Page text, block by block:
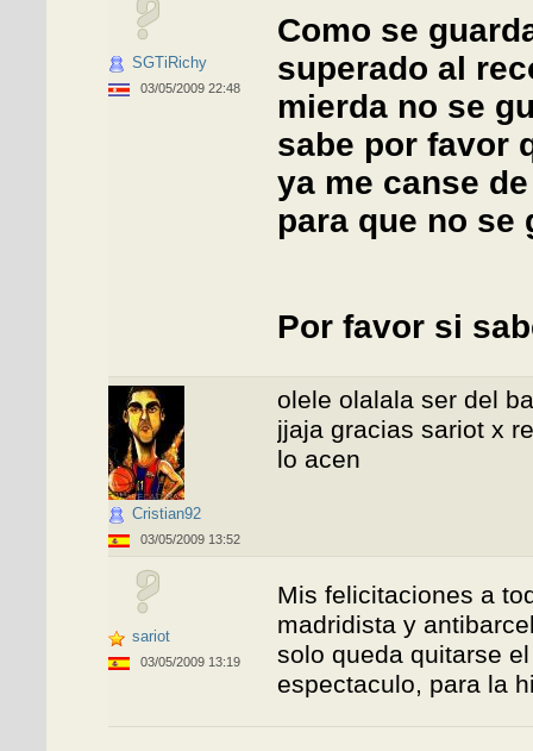
SGTiRichy
03/05/2009 22:48
Como se
superado al
mierda no se
sabe por favor
ya me canse
para que no
Por favor si
Cristian92
03/05/2009 13:52
olele olalala ser del
jjaja gracias sariot x
lo acen
sariot
03/05/2009 13:19
Mis felicitaciones a
madridista y
solo queda quitarse
espectaculo, para la